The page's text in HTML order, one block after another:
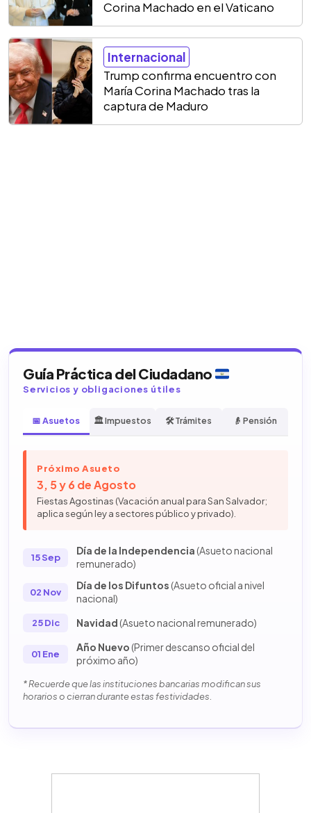
Corina Machado en el Vaticano
Internacional
Trump confirma encuentro con
María Corina Machado tras la
captura de Maduro
Guía Práctica del Ciudadano
Servicios y obligaciones útiles
📅 Asuetos 🏛️ Impuestos 🛠️ Trámites 👴 Pensión
Próximo Asueto
3, 5 y 6 de Agosto
Fiestas Agostinas (Vacación anual para San Salvador;
aplica según ley a sectores público y privado).
15 Sep
Día de la Independencia(Asueto nacional
remunerado)
02 Nov
Día de los Difuntos(Asueto oficial a nivel
nacional)
25 Dic Navidad(Asueto nacional remunerado)
01 Ene
Año Nuevo(Primer descanso oficial del
próximo año)
* Recuerde que las instituciones bancarias modifican sus
horarios o cierran durante estas festividades.